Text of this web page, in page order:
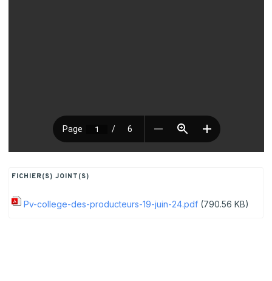
FICHIER(S) JOINT(S)
Pv-college-des-producteurs-19-juin-24.pdf (790.56 KB)